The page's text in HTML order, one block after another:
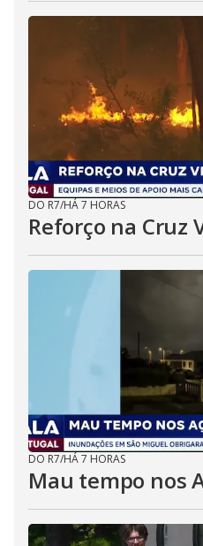
DO R7/HÁ 7 HORAS
Reforço na Cruz
DO R7/HÁ 7 HORAS
Mau tempo nos